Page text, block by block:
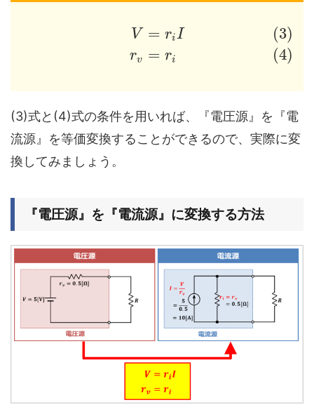
V
rv
=
=
riI
ri
(3)
(4)
(3)式と(4)式の条件を用いれば、『電圧源』を『電
流源』を等価変換することができるので、実際に変
換してみましょう。
『電圧源』を『電流源』に変換する方法